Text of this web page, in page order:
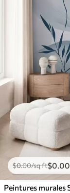
$0.00/sq ft$0.00